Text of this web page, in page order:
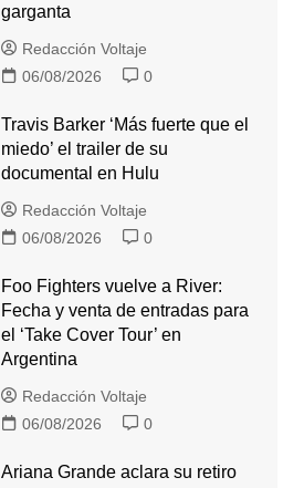
garganta
Redacción Voltaje
06/08/2026
0
Travis Barker ‘Más fuerte que el
miedo’ el trailer de su
documental en Hulu
Redacción Voltaje
06/08/2026
0
Foo Fighters vuelve a River:
Fecha y venta de entradas para
el ‘Take Cover Tour’ en
Argentina
Redacción Voltaje
06/08/2026
0
Ariana Grande aclara su retiro